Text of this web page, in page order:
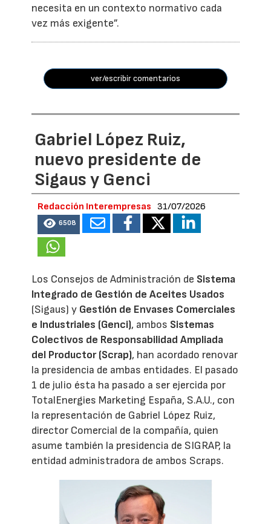
necesita en un contexto normativo cada
vez más exigente”.
ver/escribir comentarios
Gabriel López Ruiz,
nuevo presidente de
Sigaus y Genci
Redacción Interempresas 31/07/2026
6508
Los Consejos de Administración de Sistema
Integrado de Gestión de Aceites Usados
(Sigaus) y Gestión de Envases Comerciales
e Industriales (Genci), ambos Sistemas
Colectivos de Responsabilidad Ampliada
del Productor (Scrap), han acordado renovar
la presidencia de ambas entidades. El pasado
1 de julio ésta ha pasado a ser ejercida por
TotalEnergies Marketing España, S.A.U., con
la representación de Gabriel López Ruiz,
director Comercial de la compañía, quien
asume también la presidencia de SIGRAP, la
entidad administradora de ambos Scraps.